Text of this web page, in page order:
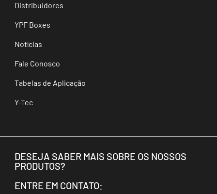
Distribuidores
YPF Boxes
Notícias
Fale Conosco
Tabelas de Aplicação
Y-Tec
DESEJA SABER MAIS SOBRE OS NOSSOS
PRODUTOS?
ENTRE EM CONTATO: